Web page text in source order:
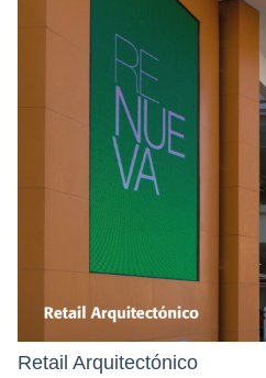
Retail Arquitectónico